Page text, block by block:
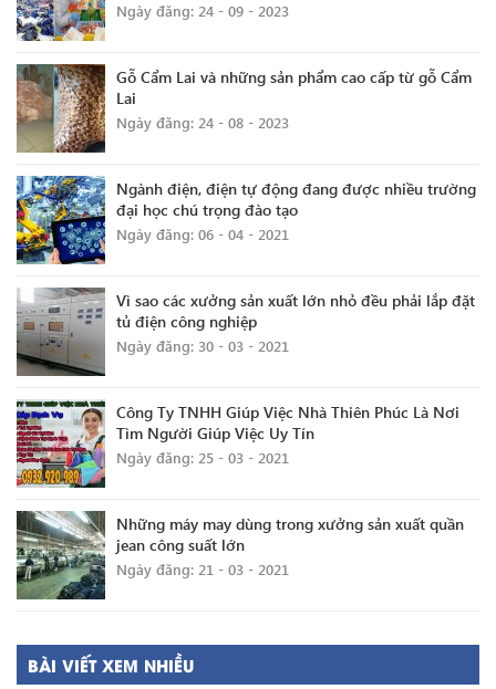
Ngày đăng: 24 - 09 - 2023
Gỗ Cẩm Lai và những sản phẩm cao cấp từ gỗ Cẩm
Lai
Ngày đăng: 24 - 08 - 2023
Ngành điện, điện tự động đang được nhiều trường
đại học chú trọng đào tạo
Ngày đăng: 06 - 04 - 2021
Vì sao các xưởng sản xuất lớn nhỏ đều phải lắp đặt
tủ điện công nghiệp
Ngày đăng: 30 - 03 - 2021
Công Ty TNHH Giúp Việc Nhà Thiên Phúc Là Nơi
Tìm Người Giúp Việc Uy Tín
Ngày đăng: 25 - 03 - 2021
Những máy may dùng trong xưởng sản xuất quần
jean công suất lớn
Ngày đăng: 21 - 03 - 2021
BÀI VIẾT XEM NHIỀU